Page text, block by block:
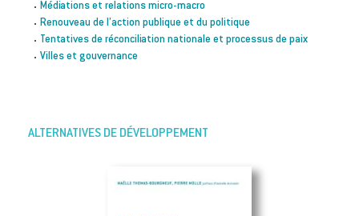
Médiations et relations micro-macro
Renouveau de l’action publique et du politique
Tentatives de réconciliation nationale et processus de paix
Villes et gouvernance
ALTERNATIVES DE DÉVELOPPEMENT